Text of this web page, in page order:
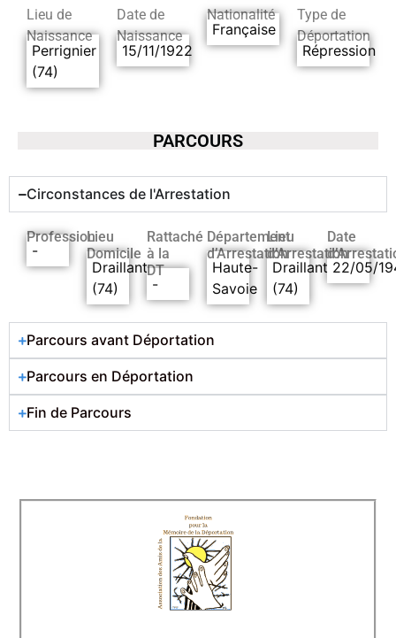
Lieu de
Naissance
Perrignier
(74)
Date de
Naissance
15/11/1922
Nationalité
Française
Type de
Déportation
Répression
PARCOURS
Circonstances de l'Arrestation
Profession
-
Lieu
Domicile
Draillant
(74)
Rattaché
à la
DT
-
Département
d’Arrestation
Haute-
Savoie
Lieu
d’Arrestation
Draillant
(74)
Date
22/05/
Parcours avant Déportation
Parcours en Déportation
Fin de Parcours